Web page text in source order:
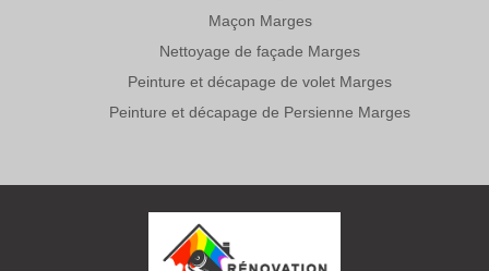
Maçon Marges
Nettoyage de façade Marges
Peinture et décapage de volet Marges
Peinture et décapage de Persienne Marges